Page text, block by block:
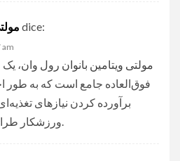
dice:
am
مولتی‌ ویتامین بانوان رول وان،
فوق‌العاده جامع است که به طور
برآورده کردن نیازهای
ورزشکار طراحی شده است.